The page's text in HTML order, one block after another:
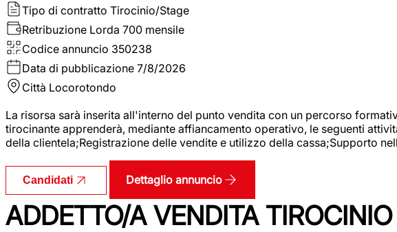
Tipo di contratto Tirocinio/Stage
Retribuzione Lorda 700 mensile
Codice annuncio 350238
Data di pubblicazione 7/8/2026
Città Locorotondo
La risorsa sarà inserita all'interno del punto vendita con un percorso
tirocinante apprenderà, mediante affiancamento operativo, le seguenti
della clientela;Registrazione delle vendite e utilizzo della cassa;Supporto
Candidati Dettaglio annuncio
ADDETTO/A VENDITA TIROCINIO